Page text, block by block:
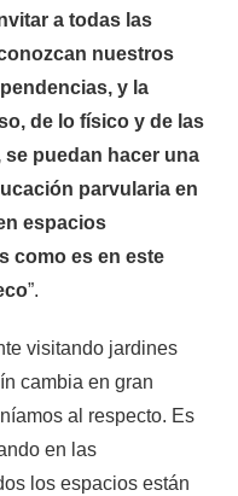
a todas las
nuestros
y la
de lo físico y de las
puedan hacer una
parvularia en
espacios
como es en este
”.
visitando jardines
cambia en gran
al respecto. Es
en las
los espacios están